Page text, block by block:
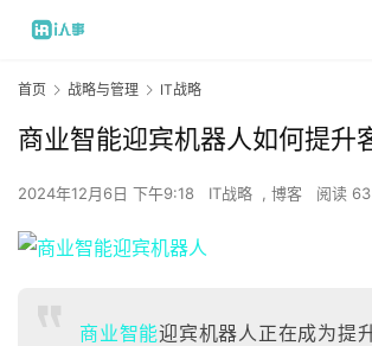
首页 战略与管理 IT战略
商业智能迎宾机器人如何提升
2024年12月6日 下午9:18 IT战略 , 博客 阅读 63
商业智能迎宾机器人正在成为提